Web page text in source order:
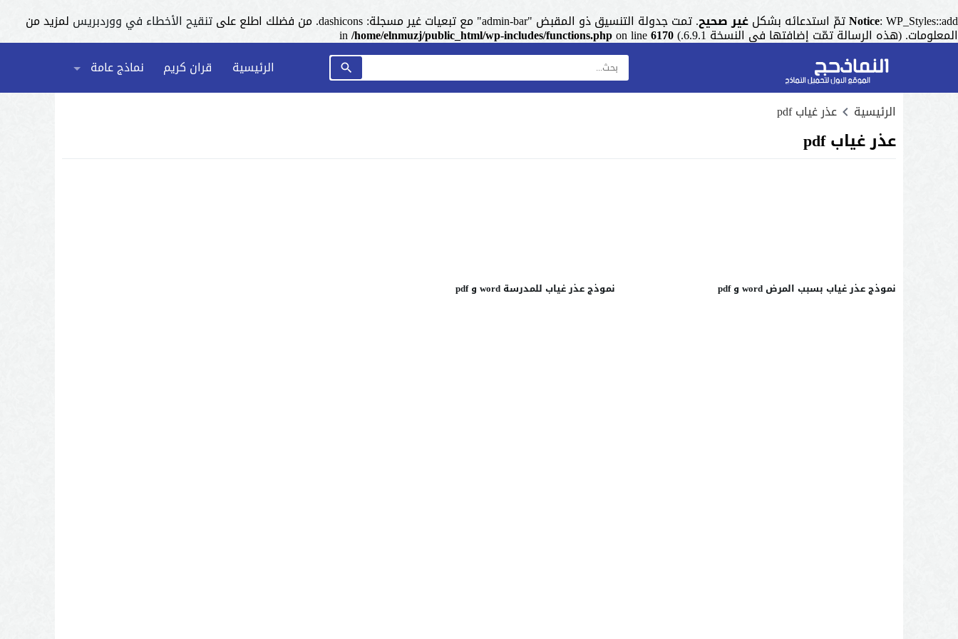
Notice: WP_Styles::add تمّ استدعائه بشكل غير صحيح. تمت جدولة التنسيق ذو المقبض "admin-bar" مع تبعيات غير مسجلة: dashicons. من فضلك اطلع على تنقيح الأخطاء في ووردبريس لمزيد من
المعلومات. (هذه الرسالة تمّت إضافتها في النسخة 6.9.1.) in /home/elnmuzj/public_html/wp-includes/functions.phpon line6170
الرئيسية
قران كريم نماذج عامة
الرئيسية عذر غياب pdf
عذر غياب pdf
نموذج عذر غياب بسبب المرض word و pdf نموذج عذر غياب للمدرسة word و pdf